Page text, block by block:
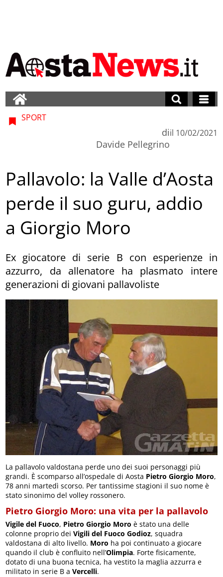
SPORT
di
Davide Pellegrino
il 10/02/2021
Pallavolo: la Valle d’Aosta
perde il suo guru, addio
a Giorgio Moro
Ex giocatore di serie B con esperienze in
azzurro, da allenatore ha plasmato intere
generazioni di giovani pallavoliste
La pallavolo valdostana perde uno dei suoi personaggi più
grandi. È scomparso all’ospedale di Aosta Pietro Giorgio Moro,
78 anni martedì scorso. Per tantissime stagioni il suo nome è
stato sinonimo del volley rossonero.
Pietro Giorgio Moro: una vita per la pallavolo
Vigile del Fuoco, Pietro Giorgio Moro è stato una delle
colonne proprio deiVigili del Fuoco Godioz, squadra
valdostana di alto livello. Moro ha poi continuato a giocare
quando il club è confluito nell’Olimpia. Forte fisicamente,
dotato di una buona tecnica, ha vestito la maglia azzurra e
militato in serie B aVercelli.